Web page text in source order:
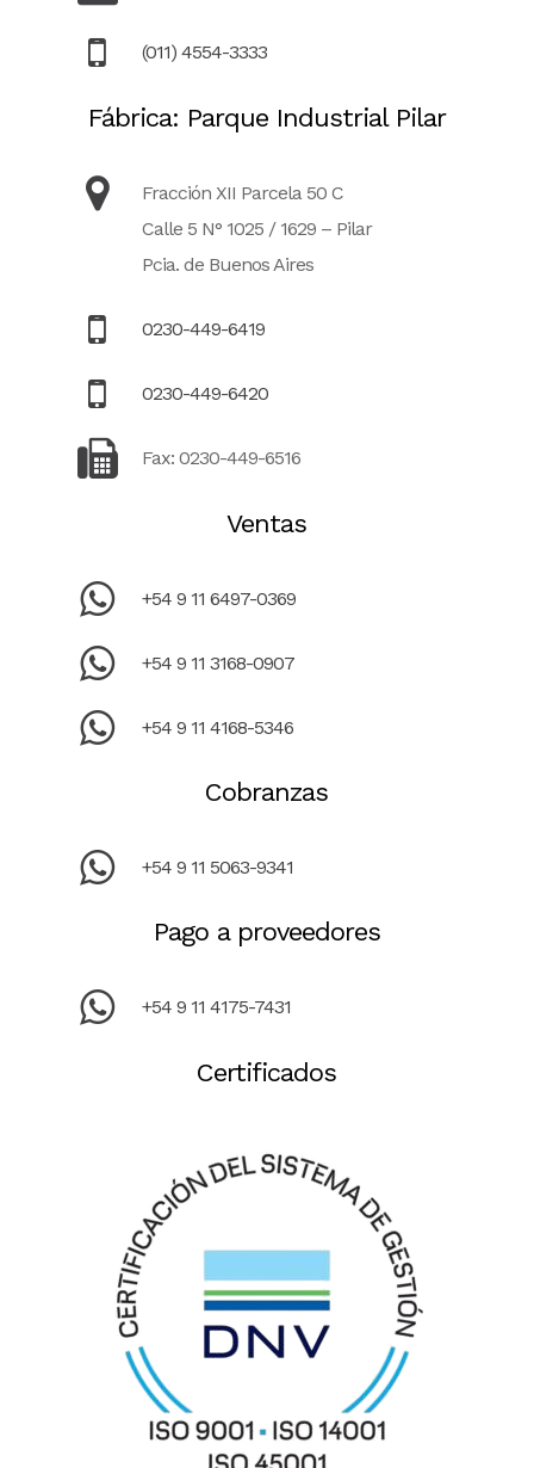
(011) 4554-3333
Fábrica: Parque Industrial Pilar
Fracción XII Parcela 50 C
Calle 5 N° 1025 / 1629 – Pilar
Pcia. de Buenos Aires
0230-449-6419
0230-449-6420
Fax: 0230-449-6516
Ventas
+54 9 11 6497-0369
+54 9 11 3168-0907
+54 9 11 4168-5346
Cobranzas
+54 9 11 5063-9341
Pago a proveedores
+54 9 11 4175-7431
Certificados